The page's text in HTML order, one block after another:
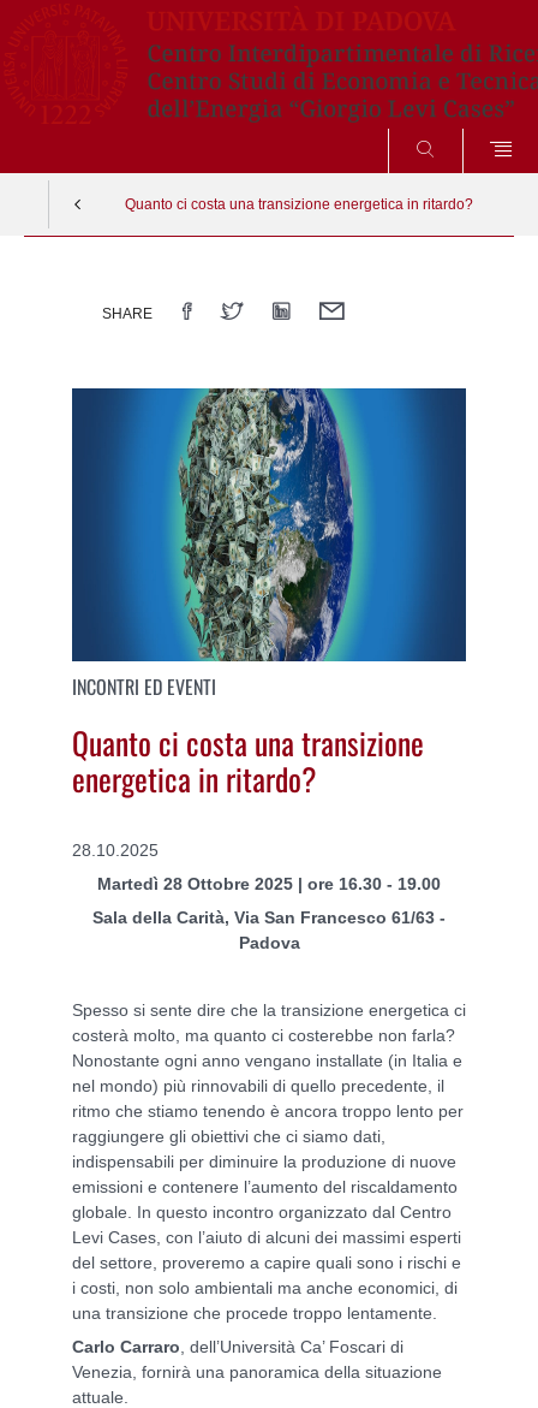
CERCA
Quanto ci costa una transizione energetica in ritardo?
SHARE
INCONTRI ED EVENTI
Quanto ci costa una transizione
energetica in ritardo?
28.10.2025
Martedì 28 Ottobre 2025 | ore 16.30 - 19.00
Sala della Carità, Via San Francesco 61/63 -
Padova
Spesso si sente dire che la transizione energetica ci
costerà molto, ma quanto ci costerebbe non farla?
Nonostante ogni anno vengano installate (in Italia e
nel mondo) più rinnovabili di quello precedente, il
ritmo che stiamo tenendo è ancora troppo lento per
raggiungere gli obiettivi che ci siamo dati,
indispensabili per diminuire la produzione di nuove
emissioni e contenere l’aumento del riscaldamento
globale. In questo incontro organizzato dal Centro
Levi Cases, con l’aiuto di alcuni dei massimi esperti
del settore, proveremo a capire quali sono i rischi e
i costi, non solo ambientali ma anche economici, di
una transizione che procede troppo lentamente.
Carlo Carraro , dell’Università Ca’ Foscari di
Venezia, fornirà una panoramica della situazione
attuale.